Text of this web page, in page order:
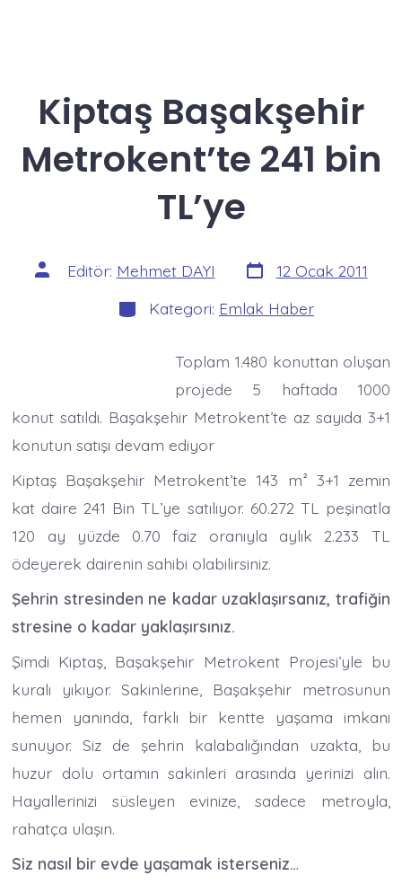
Kiptaş Başakşehir
Metrokent’te 241 bin
TL’ye
Yazının
yazarı
Editör: Mehmet DAYI Yazı
tarihi
12 Ocak 2011
Kategoriler
Kategori: Emlak Haber
Toplam 1.480 konuttan oluşan
projede 5 haftada 1000
konut satıldı. Başakşehir Metrokent’te az sayıda 3+1
konutun satışı devam ediyor
Kiptaş Başakşehir Metrokent’te 143 m² 3+1 zemin
kat daire 241 Bin TL’ye satılıyor. 60.272 TL peşinatla
120 ay yüzde 0.70 faiz oranıyla aylık 2.233 TL
ödeyerek dairenin sahibi olabilirsiniz.
Şehrin stresinden ne kadar uzaklaşırsanız, trafiğin
stresine o kadar yaklaşırsınız.
Şimdi Kiptaş, Başakşehir Metrokent Projesi’yle bu
kuralı yıkıyor. Sakinlerine, Başakşehir metrosunun
hemen yanında, farklı bir kentte yaşama imkanı
sunuyor. Siz de şehrin kalabalığından uzakta, bu
huzur dolu ortamın sakinleri arasında yerinizi alın.
Hayallerinizi süsleyen evinize, sadece metroyla,
rahatça ulaşın.
Siz nasıl bir evde yaşamak isterseniz…